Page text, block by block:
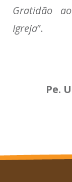
Gratidão
Igreja”.
Pe.